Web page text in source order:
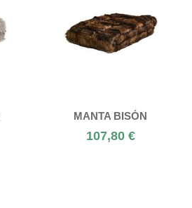
MANTA BISÓN
107,80 €